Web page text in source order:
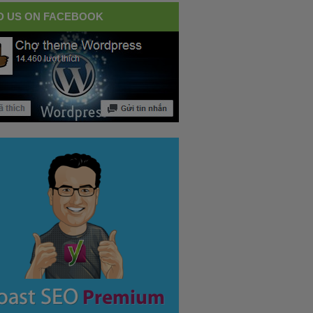
US ON FACEBOOK